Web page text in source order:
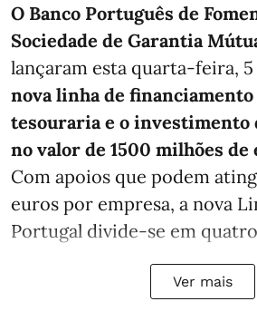
O Banco Português de
Sociedade de Garantia
lançaram esta quarta-feira, 5
nova linha de financiamento
tesouraria e o investimento
no valor de 1500 milhões de
Com apoios que podem
euros por empresa, a nova
Portugal divide-se em
Ver mais